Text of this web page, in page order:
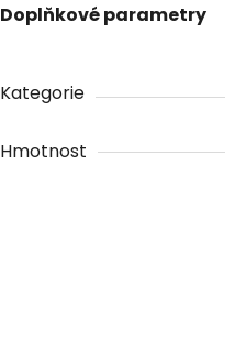
Doplňkové parametry
Kategorie
Hmotnost